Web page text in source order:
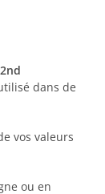
dans de
vos valeurs
ou en